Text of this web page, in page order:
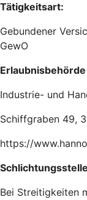
Tätigkeitsart:
Gebundener
GewO
Industrie- und
Schiffgraben 49,
https://
Bei Streitigkeiten